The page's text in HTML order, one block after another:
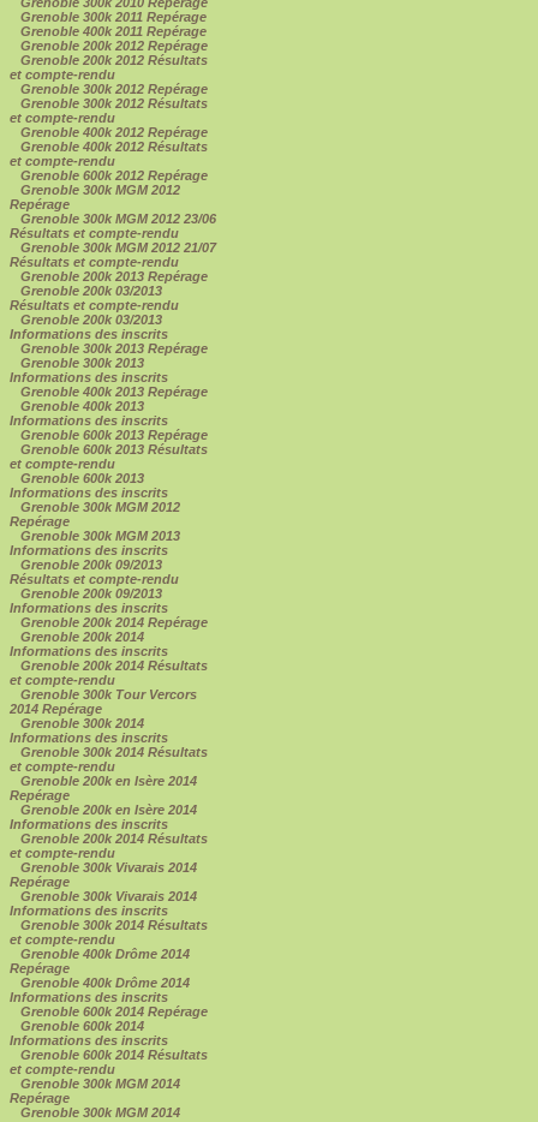
Grenoble 300k 2011 Repérage
Grenoble 400k 2011 Repérage
Grenoble 200k 2012 Repérage
Grenoble 200k 2012 Résultats
et compte-rendu
Grenoble 300k 2012 Repérage
Grenoble 300k 2012 Résultats
et compte-rendu
Grenoble 400k 2012 Repérage
Grenoble 400k 2012 Résultats
et compte-rendu
Grenoble 600k 2012 Repérage
Grenoble 300k MGM 2012
Repérage
Grenoble 300k MGM 2012 23/06
Résultats et compte-rendu
Grenoble 300k MGM 2012 21/07
Résultats et compte-rendu
Grenoble 200k 2013 Repérage
Grenoble 200k 03/2013
Résultats et compte-rendu
Grenoble 200k 03/2013
Informations des inscrits
Grenoble 300k 2013 Repérage
Grenoble 300k 2013
Informations des inscrits
Grenoble 400k 2013 Repérage
Grenoble 400k 2013
Informations des inscrits
Grenoble 600k 2013 Repérage
Grenoble 600k 2013 Résultats
et compte-rendu
Grenoble 600k 2013
Informations des inscrits
Grenoble 300k MGM 2012
Repérage
Grenoble 300k MGM 2013
Informations des inscrits
Grenoble 200k 09/2013
Résultats et compte-rendu
Grenoble 200k 09/2013
Informations des inscrits
Grenoble 200k 2014 Repérage
Grenoble 200k 2014
Informations des inscrits
Grenoble 200k 2014 Résultats
et compte-rendu
Grenoble 300k Tour Vercors
2014 Repérage
Grenoble 300k 2014
Informations des inscrits
Grenoble 300k 2014 Résultats
et compte-rendu
Grenoble 200k en Isère 2014
Repérage
Grenoble 200k en Isère 2014
Informations des inscrits
Grenoble 200k 2014 Résultats
et compte-rendu
Grenoble 300k Vivarais 2014
Repérage
Grenoble 300k Vivarais 2014
Informations des inscrits
Grenoble 300k 2014 Résultats
et compte-rendu
Grenoble 400k Drôme 2014
Repérage
Grenoble 400k Drôme 2014
Informations des inscrits
Grenoble 600k 2014 Repérage
Grenoble 600k 2014
Informations des inscrits
Grenoble 600k 2014 Résultats
et compte-rendu
Grenoble 300k MGM 2014
Repérage
Grenoble 300k MGM 2014